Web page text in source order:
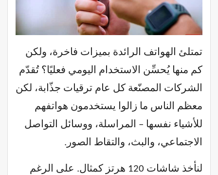
تمتلئ الهواتف الرائدة بميزات فاخرة، ولكن
كم منها يُحسِّن الاستخدام اليومي فعليًا؟ تُقدّم
الشركات المصنّعة كل عام ترقيات جذّابة، لكن
معظم الناس ما زالوا يستخدمون هواتفهم
للأشياء نفسها – المراسلة، ووسائل التواصل
الاجتماعي، والبث، والتقاط الصور.
لنأخذ شاشات 120 هرتز كمثال. على الرغم